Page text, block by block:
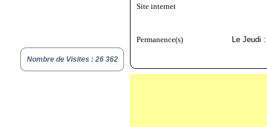
Nombre de Visites : 26 362
Site internet
Permanence(s) Le Jeudi